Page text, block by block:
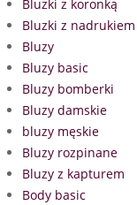
Bluzki z koronką
Bluzki z nadrukiem
Bluzy
Bluzy basic
Bluzy bomberki
Bluzy damskie
bluzy męskie
Bluzy rozpinane
Bluzy z kapturem
Body basic